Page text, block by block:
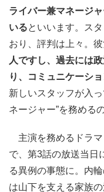
ライバー兼マネージ
いるといいます。ス
おり、評判は上々。
人ですし、過去には
り、コミュニケーシ
新しいスタッフが入
ネージャー”を務める
主演を務めるドラマ
で、第3話の放送当日
る異例の事態に。内
は山下を支える家族